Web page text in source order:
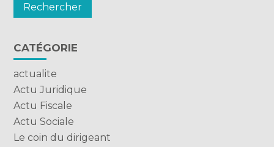
CATÉGORIE
actualite
Actu Juridique
Actu Fiscale
Actu Sociale
Le coin du dirigeant